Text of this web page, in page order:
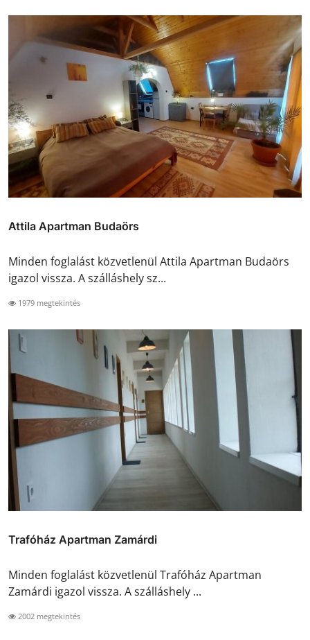
Attila Apartman Budaörs
Minden foglalást közvetlenül Attila Apartman Budaörs
igazol vissza. A szálláshely sz...
1979 megtekintés
Trafóház Apartman Zamárdi
Minden foglalást közvetlenül Trafóház Apartman
Zamárdi igazol vissza. A szálláshely ...
2002 megtekintés